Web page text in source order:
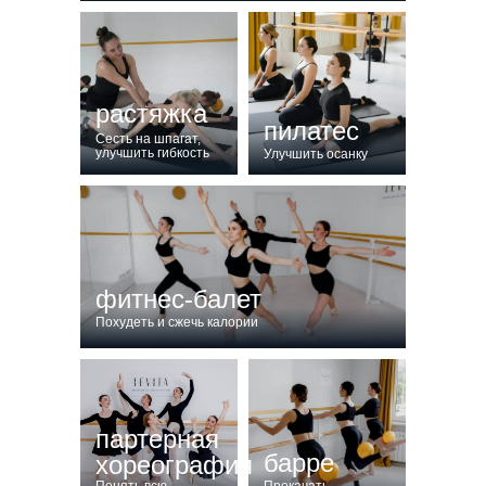
Похудеть и сжечь калории
фитнес-балет
Сесть на шпагат,
улучшить гибкость
растяжка
Улучшить осанку
пилатес
партерная
хореография барре